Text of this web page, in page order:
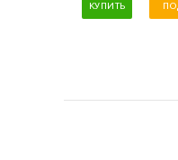
КУПИТЬ